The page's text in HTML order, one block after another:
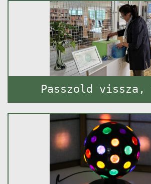
Passzold vissza,